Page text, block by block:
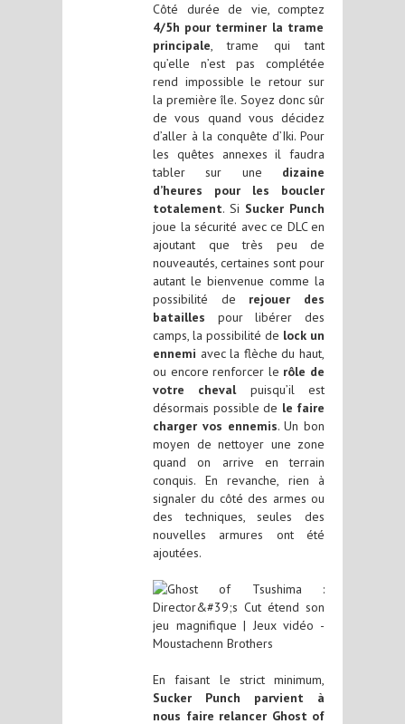
Côté durée de vie, comptez
4/5h pour terminer la trame
principale, trame qui tant
qu’elle n’est pas complétée
rend impossible le retour sur
la première île. Soyez donc sûr
de vous quand vous décidez
d’aller à la conquête d’Iki. Pour
les quêtes annexes il faudra
tabler sur une dizaine
d’heures pour les boucler
totalement. Si Sucker Punch
joue la sécurité avec ce DLC en
ajoutant que très peu de
nouveautés, certaines sont pour
autant le bienvenue comme la
possibilité de rejouer des
batailles pour libérer des
camps, la possibilité de lock un
ennemi avec la flèche du haut,
ou encore renforcer le rôle de
votre chevalpuisqu’il est
désormais possible de le faire
charger vos ennemis. Un bon
moyen de nettoyer une zone
quand on arrive en terrain
conquis. En revanche, rien à
signaler du côté des armes ou
des techniques, seules des
nouvelles armures ont été
ajoutées.
En faisant le strict minimum,
Sucker Punch parvient à
nous faire relancer Ghost of